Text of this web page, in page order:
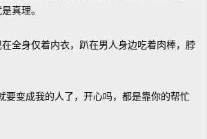
真理。
身仅着内衣，趴在男人身边吃着肉棒，脖
变成我的人了，开心吗，都是靠你的帮忙